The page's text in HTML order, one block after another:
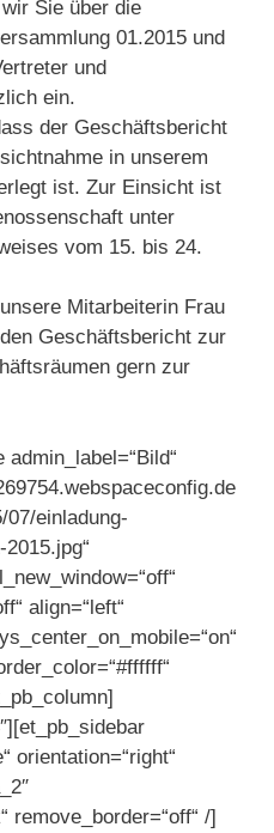
Sie über die
01.2015 und
und
ein.
der Geschäftsbericht
in unserem
ist. Zur Einsicht ist
unter
vom 15. bis 24.
Mitarbeiterin Frau
Geschäftsbericht zur
gern zur
07/einladung-
align=“left“
orientation=“right“
remove_border=“off“ /]